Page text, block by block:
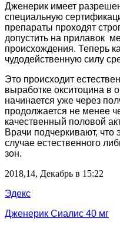
Дженерик имеет
специальную
препараты проходят
допустить на прилавок
происхождения. Теперь
чудодейственную силу
Это происходит
выработке окситоцина в
начинается уже через
продолжается не менее
качественный половой
Врачи подчеркивают, что
случае естественного
зон.
2018,14, Декабрь в 15:22
Эдекс
Дженерик Сиалис 40 мг